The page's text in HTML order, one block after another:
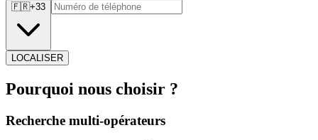
🇫🇷+33
LOCALISER
Pourquoi nous choisir ?
Recherche multi-opérateurs